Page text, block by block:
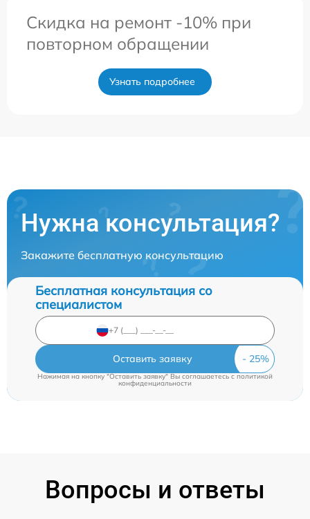
Скидка на ремонт -10% при
повторном обращении
Узнать подробнее
Нужна консультация?
Закажите бесплатную консультацию
Бесплатная консультация со
специалистом
Оставить заявку
Нажимая на кнопку "Оставить заявку" Вы соглашаетесь cполитикой
конфиденциальности
Вопросы и ответы